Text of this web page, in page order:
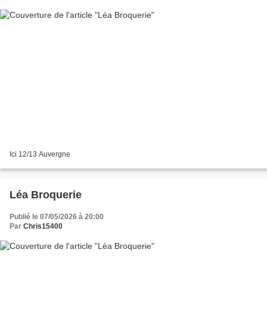
Ici 12/13 Auvergne
Léa Broquerie
Publié le 07/05/2026 à 20:00
Par Chris15400